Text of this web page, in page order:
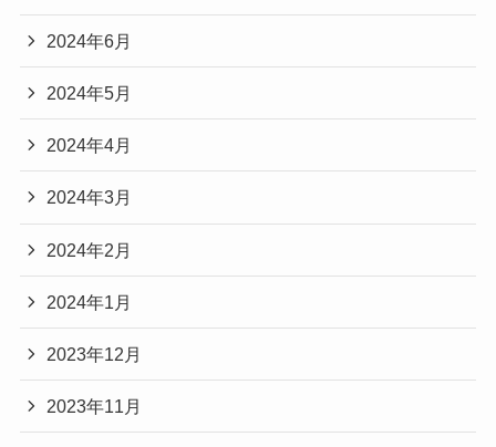
2024年6月
2024年5月
2024年4月
2024年3月
2024年2月
2024年1月
2023年12月
2023年11月